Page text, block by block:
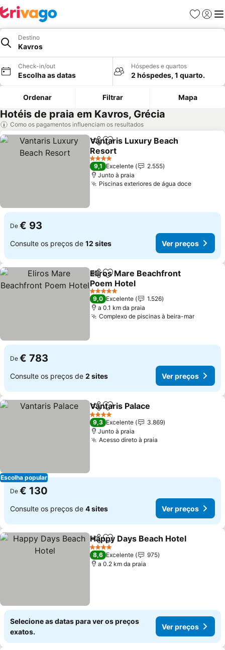
Favoritos
Iniciar
Destino
Kavros
Check-in/out
Escolha as datas
Hóspedes e quartos
2 hóspedes, 1 quarto.
Ordenar Filtrar Mapa
Hotéis de praia em Kavros, Grécia
Como os pagamentos influenciam os resultados
PartilharAdicionar aos favoritos
Vantaris Luxury Beach
Resort
Ver preços
4 Estrelas
9,1 Excelente
2.555
Junto à praia
Piscinas exteriores de água doceVer
De € 93
Consulte os preços de 12 sites Ver preços
PartilharAdicionar aos favoritos
Eliros Mare Beachfront
Poem Hotel
Ver preços
5 Estrelas
9,0 Excelente
1.526
a 0.1 km da praia
Complexo de piscinas à beira-marVer
De € 783
Consulte os preços de 2 sites Ver preços
Escolha popular
PartilharAdicionar aos favoritos
Vantaris Palace
4 Estrelas
9,3 Excelente
3.869
Junto à praia
Acesso direto à praia
De € 130
Consulte os preços de 4 sites Ver preços
PartilharAdicionar aos favoritos
Happy Days Beach Hotel
4 Estrelas
8,6 Excelente
975
a 0.2 km da praia
Selecione as datas para ver os preços
exatos.
Ver preços